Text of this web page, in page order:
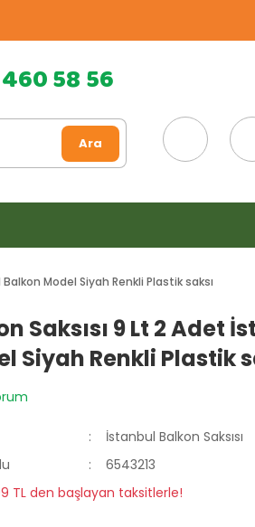
58 56
Ara
Model Siyah Renkli Plastik saksı
Saksısı 9 Lt 2 Adet
Siyah Renkli Plastik
İstanbul Balkon Saksısı
6543213
TL den başlayan taksitlerle!